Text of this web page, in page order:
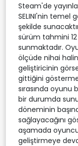
Steam'de
SELINI'nin temel
şekilde
sürüm tahmini
sunmaktadır.
ölçüde nihai
geliştiricinin
gittiğini
sırasında oyunu
bir durumda
döneminin
sağlayacağını
aşamada
geliştirmeye